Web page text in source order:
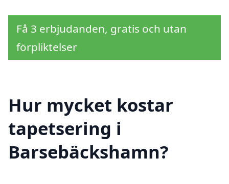
Få 3 erbjudanden, gratis och utan
förpliktelser
Hur mycket kostar
tapetsering i
Barsebäckshamn?